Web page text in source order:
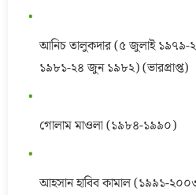
আনিচ তালুকদার (৫ জুলাই
১৯৮১-২৪ জুন ১৯৮২) (ভারপ্রাপ্ত)
গোলাম মাওলা (১৯৮৪-১৯৯০)
আহসান হাবিব কামাল (১৯৯১-